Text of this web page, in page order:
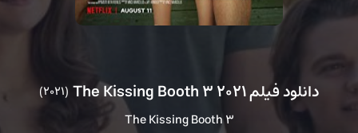
دانلود فیلم The Kissing Booth 3 2021 (2021)
The Kissing Booth 3